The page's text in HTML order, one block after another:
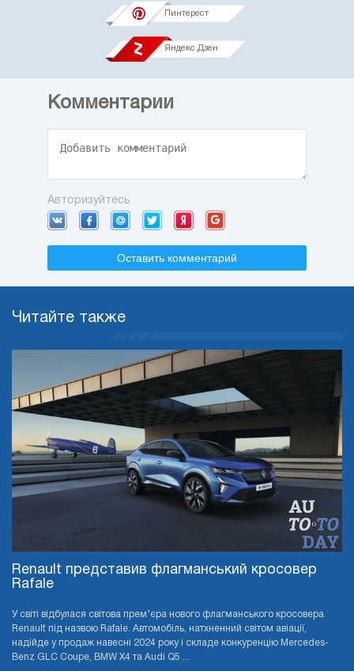
Пинтерест
Яндекс.Дзен
Комментарии
Авторизуйтесь
Оставить комментарий
Читайте также
Renault представив флагманський кросовер
Rafale
У світі відбулася світова прем’єра нового флагманського кросовера
Renault під назвою Rafale. Автомобіль, натхненний світом авіації,
надійде у продаж навесні 2024 року і складе конкуренцію Mercedes-
Benz GLC Coupe, BMW X4 та Audi Q5 ...